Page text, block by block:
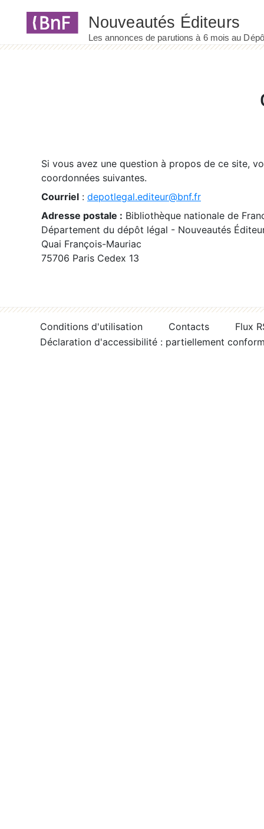
Si vous avez une question à propos de ce site,
coordonnées suivantes.
Courriel : depotlegal.editeur@bnf.fr
Adresse postale : Bibliothèque nationale de
Département du dépôt légal - Nouveautés
Quai François-Mauriac
75706 Paris Cedex 13
Conditions d'utilisation Contacts
Flux
Déclaration d'accessibilité : partiellement